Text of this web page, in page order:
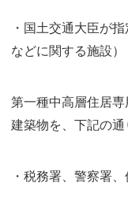
・国土交通大臣が
などに関する施設）
第一種中高層住居
建築物を、下記の通
・税務署、警察署